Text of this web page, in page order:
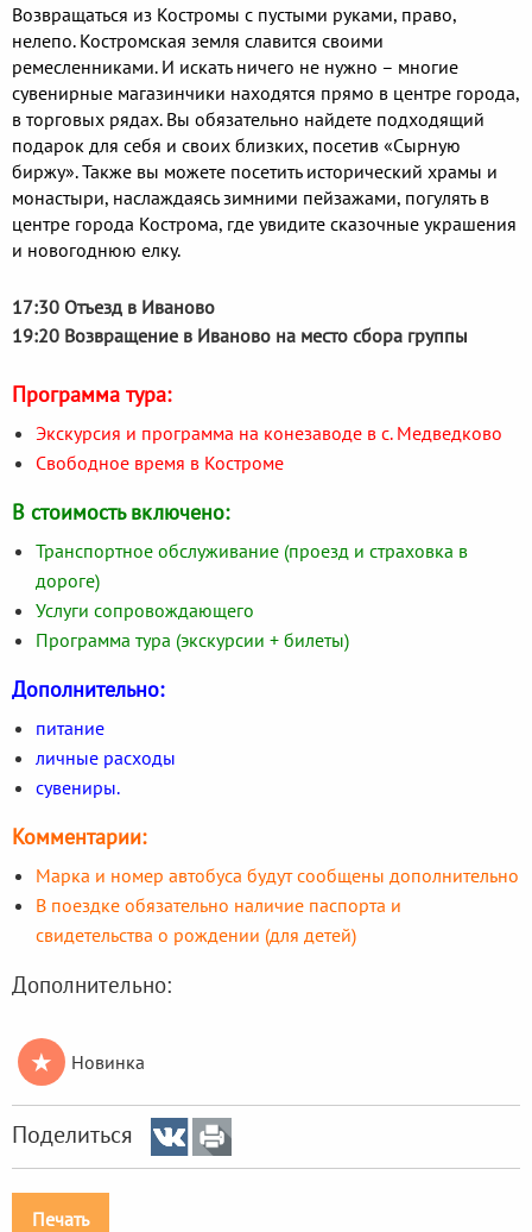
Возвращаться из Костромы с пустыми руками, право,
нелепо. Костромская земля славится своими
ремесленниками. И искать ничего не нужно – многие
сувенирные магазинчики находятся прямо в центре города,
в торговых рядах. Вы обязательно найдете подходящий
подарок для себя и своих близких, посетив «Сырную
биржу». Также вы можете посетить исторический храмы и
монастыри, наслаждаясь зимними пейзажами, погулять в
центре города Кострома, где увидите сказочные украшения
и новогоднюю елку.
17:30 Отъезд в Иваново
19:20 Возвращение в Иваново на место сбора группы
Программа тура:
Экскурсия и программа на конезаводе в с. Медведково
Свободное время в Костроме
В стоимость включено:
Транспортное обслуживание (проезд и страховка в
дороге)
Услуги сопровождающего
Программа тура (экскурсии + билеты)
Дополнительно:
питание
личные расходы
сувениры.
Комментарии:
Марка и номер автобуса будут сообщены дополнительно
В поездке обязательно наличие паспорта и
свидетельства о рождении (для детей)
Дополнительно:
★ Новинка
Поделиться
Печать